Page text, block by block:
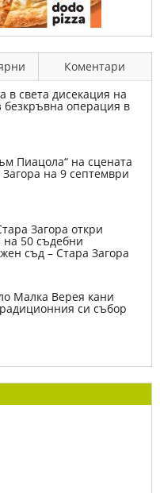
Коментари
в света дисекация на
безкръвна операция в
Пиацола“ на сцената
на 9 септември
Загора откри
на 50 съдебни
съд – Стара Загора
Малка Верея кани
си събор